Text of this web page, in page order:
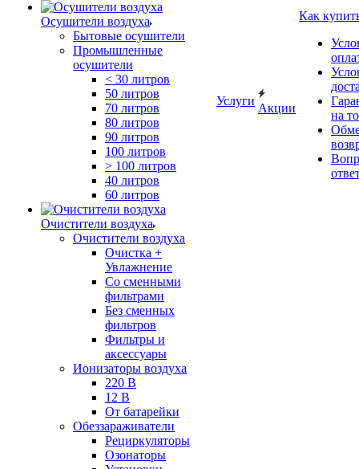
Осушители воздуха
Бытовые осушители
Промышленные
осушители
< 30 литров
50 литров
70 литров
80 литров
90 литров
100 литров
> 100 литров
40 литров
60 литров
Очистители воздуха
Очистители воздуха
Очистка +
Увлажнение
Cо сменными
фильтрами
Без сменных
фильтров
Фильтры и
аксессуары
Ионизаторы воздуха
220 В
12 В
От батарейки
Обеззараживатели
Рециркуляторы
Озонаторы
Услуги
Акции
Как
на